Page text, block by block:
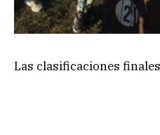
Las clasificaciones